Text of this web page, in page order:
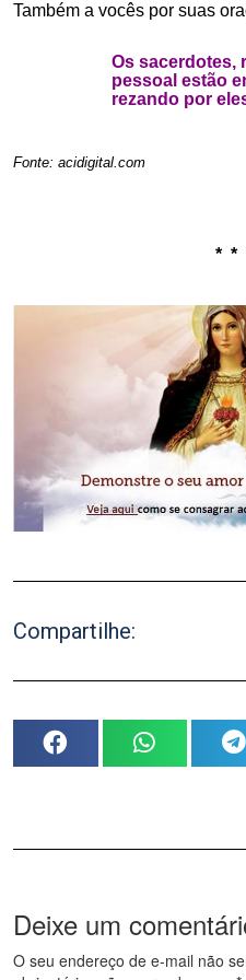
Também a vocês por suas
Os sacerdotes,
pessoal estão
rezando por
Fonte: acidigital.com
* *
Compartilhe:
Deixe um
O seu endereço de e-mail não